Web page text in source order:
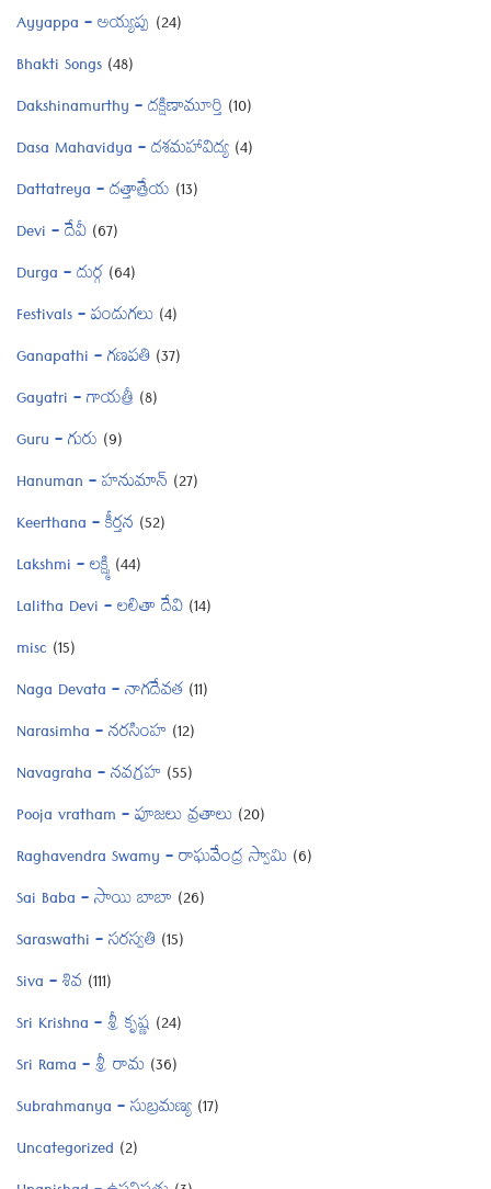
Ayyappa – అయ్యప్ప (24)
Bhakti Songs (48)
Dakshinamurthy – దక్షిణామూర్తి (10)
Dasa Mahavidya – దశమహావిద్య (4)
Dattatreya – దత్తాత్రేయ (13)
Devi – దేవీ (67)
Durga – దుర్గ (64)
Festivals – పండుగలు (4)
Ganapathi – గణపతి (37)
Gayatri – గాయత్రీ (8)
Guru – గురు (9)
Hanuman – హనుమాన్ (27)
Keerthana – కీర్తన (52)
Lakshmi – లక్ష్మి (44)
Lalitha Devi – లలితా దేవి (14)
misc (15)
Naga Devata – నాగదేవత (11)
Narasimha – నరసింహ (12)
Navagraha – నవగ్రహ (55)
Pooja vratham – పూజలు వ్రతాలు (20)
Raghavendra Swamy – రాఘవేంద్ర స్వామి (6)
Sai Baba – సాయి బాబా (26)
Saraswathi – సరస్వతి (15)
Siva – శివ (111)
Sri Krishna – శ్రీ కృష్ణ (24)
Sri Rama – శ్రీ రామ (36)
Subrahmanya – సుబ్రమణ్య (17)
Uncategorized (2)